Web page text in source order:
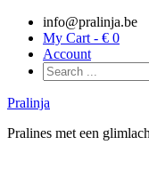
info@pralinja.be
My Cart - € 0
Account
Pralinja
Pralines met een